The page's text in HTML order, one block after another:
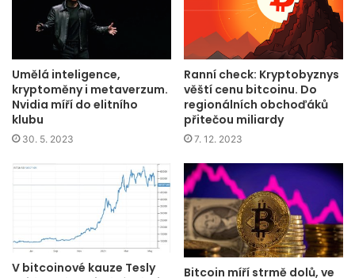
Umělá inteligence,
kryptoměny i metaverzum.
Nvidia míří do elitního
klubu
30. 5. 2023
Ranní check: Kryptobyznys
věští cenu bitcoinu. Do
regionálních obchoďáků
přitečou miliardy
7. 12. 2023
V bitcoinové kauze Tesly
Bitcoin míří strmě dolů, ve